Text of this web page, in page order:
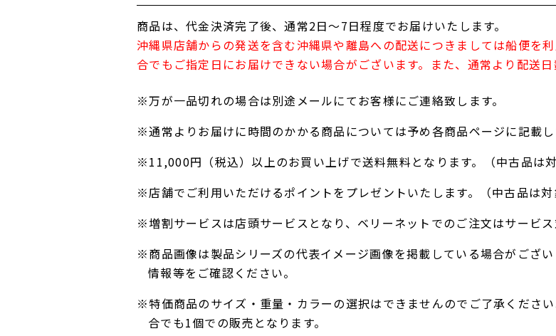
商品は、代金決済完了後、通常2日～7日程度でお届けいたします。
沖縄県店舗からの発送を含む沖縄県や離島への配送につきましては船便を
合でもご指定日にお届けできない場合がございます。また、通常より配送
※万が一品切れの場合は別途メールにてお客様にご連絡致します。
※通常よりお届けに時間のかかる商品については予め各商品ページに記載し
※11,000円（税込）以上のお買い上げで送料無料となります。（中古品は対
※店舗でご利用いただけるポイントをプレゼントいたします。（中古品は対
※増割サービスは店頭サービスとなり、ベリーネットでのご注文はサービス
※商品画像は製品シリーズの代表イメージ画像を掲載している場合がござ
情報等をご確認ください。
※特価商品のサイズ・重量・カラーの選択はできませんのでご了承くださ
合でも1個での販売となります。